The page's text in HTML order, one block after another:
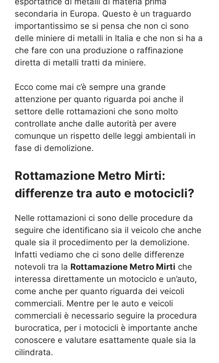
secondaria in Europa. Questo è un traguardo
importantissimo se si pensa che non ci sono
delle miniere di metalli in Italia e che non si ha a
che fare con una produzione o raffinazione
diretta di metalli tratti da miniere.
Ecco come mai c’è sempre una grande
attenzione per quanto riguarda poi anche il
settore delle rottamazioni che sono molto
controllate anche dalle autorità per avere
comunque un rispetto delle leggi ambientali in
fase di demolizione.
Rottamazione Metro Mirti:
differenze tra auto e motocicli?
Nelle rottamazioni ci sono delle procedure da
seguire che identificano sia il veicolo che anche
quale sia il procedimento per la demolizione.
Infatti vediamo che ci sono delle differenze
notevoli tra la Rottamazione Metro Mirti che
interessa direttamente un motociclo e un’auto,
come anche per quanto riguarda dei veicoli
commerciali. Mentre per le auto e veicoli
commerciali è necessario seguire la procedura
burocratica, per i motocicli è importante anche
conoscere e valutare esattamente quale sia la
cilindrata.